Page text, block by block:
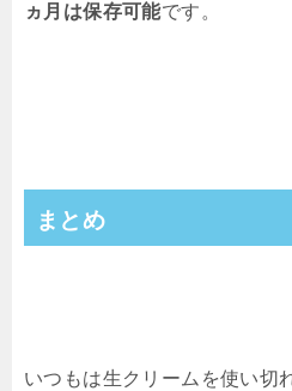
ヵ月は保存可能です。
まとめ
いつもは生クリームを使い切